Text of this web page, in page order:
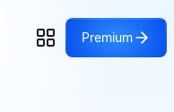
Premium